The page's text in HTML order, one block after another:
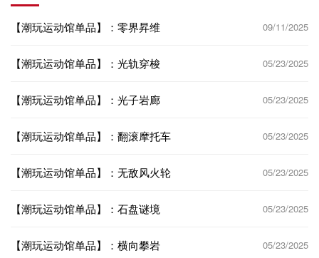
【潮玩运动馆单品】：零界昇维 09/11/2025
【潮玩运动馆单品】：光轨穿梭 05/23/2025
【潮玩运动馆单品】：光子岩廊 05/23/2025
【潮玩运动馆单品】：翻滚摩托车 05/23/2025
【潮玩运动馆单品】：无敌风火轮 05/23/2025
【潮玩运动馆单品】：石盘谜境 05/23/2025
【潮玩运动馆单品】：横向攀岩 05/23/2025